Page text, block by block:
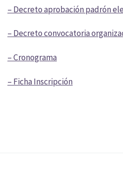
– Decreto aprobación padrón
– Decreto convocatoria
– Cronograma
– Ficha Inscripción